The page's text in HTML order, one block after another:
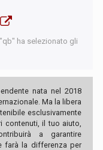
ha selezionato gli
nata nel 2018
Ma la libera
esclusivamente
contenuti, il tuo aiuto,
a garantire
farà la differenza per